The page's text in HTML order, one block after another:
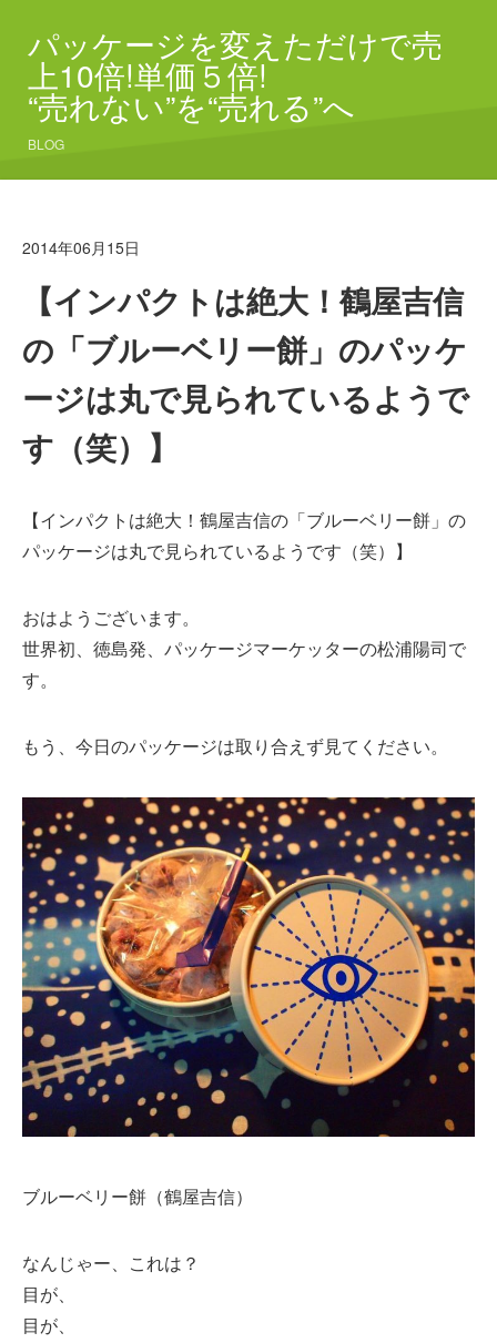
パッケージを変えただけで売
上10倍!単価５倍!
“売れない”を“売れる”へ
BLOG
2014年06月15日
【インパクトは絶大！鶴屋吉信
の「ブルーベリー餅」のパッケ
ージは丸で見られているようで
す（笑）】
【インパクトは絶大！鶴屋吉信の「ブルーベリー餅」の
パッケージは丸で見られているようです（笑）】
おはようございます。
世界初、徳島発、パッケージマーケッターの松浦陽司で
す。
もう、今日のパッケージは取り合えず見てください。
ブルーベリー餅（鶴屋吉信）
なんじゃー、これは？
目が、
目が、